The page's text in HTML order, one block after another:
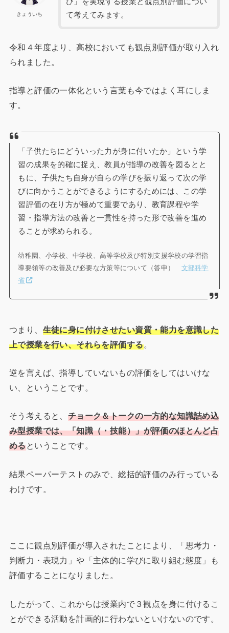
きょういち
て考えてみます。
令和４年度より、高校においても観点別評価が取り入れ
られました。
指導と評価の一体化という言葉も今ではよく耳にしま
す。
「子供たちにどういった力が身に付いたか」という学
習の成果を的確に捉え、教員が指導の改善を図るとと
もに、子供たち自身が自らの学びを振り返って次の学
びに向かうことができるようにするためには、この学
習評価の在り方が極めて重要であり、教育課程や学
習・指導方法の改善と一貫性を持った形で改善を進め
ることが求められる。
幼稚園、小学校、中学校、高等学校及び特別支援学校の学習指
導要領等の改善及び必要な方策等について（答申） 文部科学
省
つまり、 生徒に身に付けさせたい資質・能力を意識した
上で授業を行い、それらを評価する。
逆を言えば、指導していないもの評価をしてはいけな
い、ということです。
そう考えると、 チョーク＆トークの一方的な知識詰め込
み型授業では、「知識（・技能）」が評価のほとんど占
めるということです。
結果ペーパーテストのみで、総括的評価のみ行っている
わけです。
ここに観点別評価が導入されたことにより、「思考力・
判断力・表現力」や「主体的に学びに取り組む態度」も
評価することになりました。
したがって、これからは授業内で３観点を身に付けるこ
とができる活動を計画的に行わないといけないのです。